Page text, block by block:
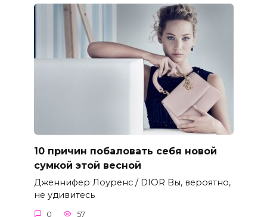
10 причин побаловать себя новой
сумкой этой весной
Дженнифер Лоуренс / DIOR Вы, вероятно,
не удивитесь
0 57